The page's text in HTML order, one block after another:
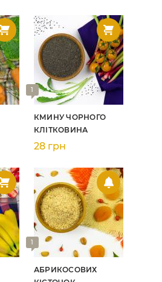
1
КМИНУ ЧОРНОГО
КЛІТКОВИНА
28 грн
1
АБРИКОСОВИХ